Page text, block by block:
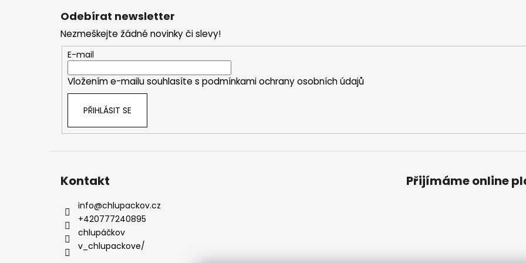
Odebírat newsletter
Nezmeškejte žádné novinky či slevy!
E-mail
Vložením e-mailu souhlasíte s podmínkami ochrany osobních údajů
PŘIHLÁSIT SE
Kontakt
info@chlupackov.cz
+420777240895
chlupáčkov
v_chlupackove/
Přijímáme online